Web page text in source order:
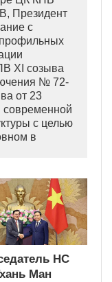
Президент
с
XI созыва
№ 72-
от 23
современной
с целью
в
НС
Ман